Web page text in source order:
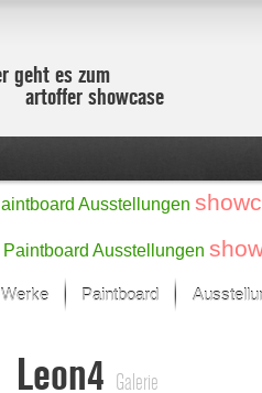
geht es zum
artoffer showcase
Ausstellungen
Paintboard Ausstellungen
Werke
Der letzte Monat im Fokus
Alle Fokus-Werke
Paintboard
Leon4 Galerie